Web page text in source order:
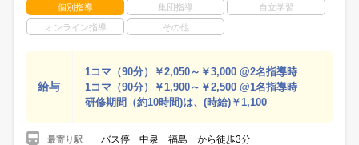
個別指導 集団指導 自立学習
オンライン指導 その他
給与
1コマ（90分）￥2,050～￥3,000 @2名指導時
1コマ（90分）￥1,900～￥2,500 @1名指導時
研修期間（約10時間)は、(時給)￥1,100
最寄り駅 バス停 中泉 福島 から徒歩3分